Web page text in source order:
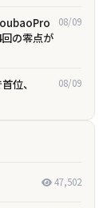
の零点が
08/09
位、
08/09
47,502